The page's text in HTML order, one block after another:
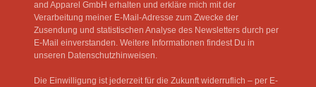
and Apparel GmbH erhalten und erkläre mich mit der
Verarbeitung meiner E-Mail-Adresse zum Zwecke der
Zusendung und statistischen Analyse des Newsletters durch per
E-Mail einverstanden. Weitere Informationen findest Du in
unseren Datenschutzhinweisen.
Die Einwilligung ist jederzeit für die Zukunft widerruflich – per E-